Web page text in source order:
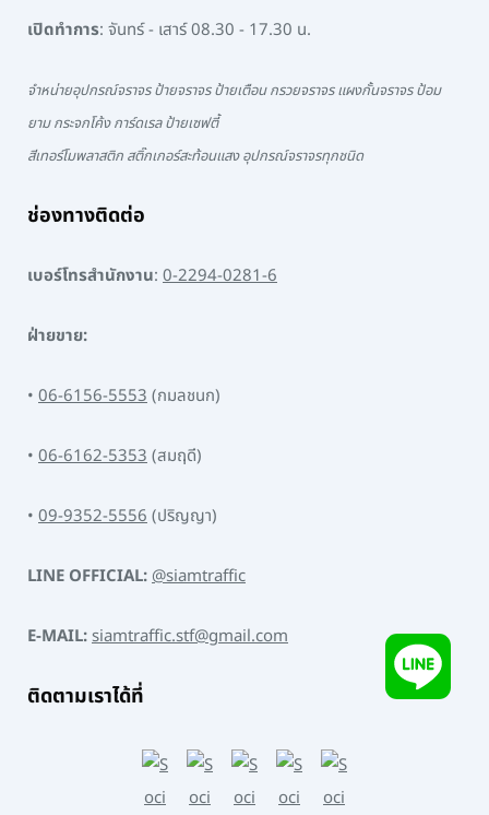
เปิดทำการ: จันทร์ - เสาร์ 08.30 - 17.30 น.
จำหน่ายอุปกรณ์จราจร ป้ายจราจร ป้ายเตือน กรวยจราจร แผงกั้นจราจร ป้อม
ยาม กระจกโค้ง การ์ดเรล ป้ายเซฟตี้
สีเทอร์โมพลาสติก สติ๊กเกอร์สะท้อนแสง อุปกรณ์จราจรทุกชนิด
ช่องทางติดต่อ
เบอร์โทรสำนักงาน: 0-2294-0281-6
ฝ่ายขาย:
• 06-6156-5553(กมลชนก)
• 06-6162-5353(สมฤดี)
• 09-9352-5556(ปริญญา)
LINE OFFICIAL:@siamtraffic
E-MAIL:siamtraffic.stf@gmail.com
ติดตามเราได้ที่